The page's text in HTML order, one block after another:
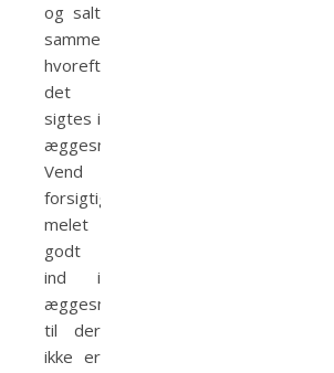
og salt
sammen,
hvorefter
det
sigtes i
æggesnapsen.
Vend
forsigtigt
melet
godt
ind i
æggesnapsen
til der
ikke er